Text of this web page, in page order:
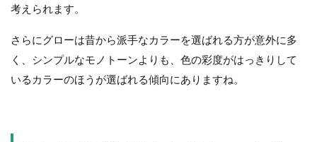
考えられます。
さらにグローは昔から派手なカラーを選ばれる方が意外に多
く、シンプルなモノトーンよりも、色の彩度がはっきりして
いるカラーのほうが選ばれる傾向にありますね。